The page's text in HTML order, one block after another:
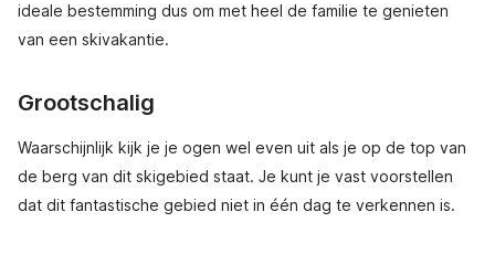
ideale bestemming dus om met heel de familie te genieten
van een skivakantie.
Grootschalig
Waarschijnlijk kijk je je ogen wel even uit als je op de top van
de berg van dit skigebied staat. Je kunt je vast voorstellen
dat dit fantastische gebied niet in één dag te verkennen is.